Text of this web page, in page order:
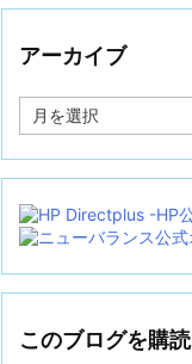
アーカイブ
ー
イ
このブログを購読